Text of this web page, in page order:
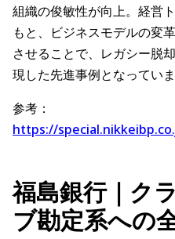
組織の俊敏性が向上。経営
もと、ビジネスモデルの変
させることで、レガシー脱
現した先進事例となっていま
参考：
https://
福島銀行｜ク
ブ勘定系への